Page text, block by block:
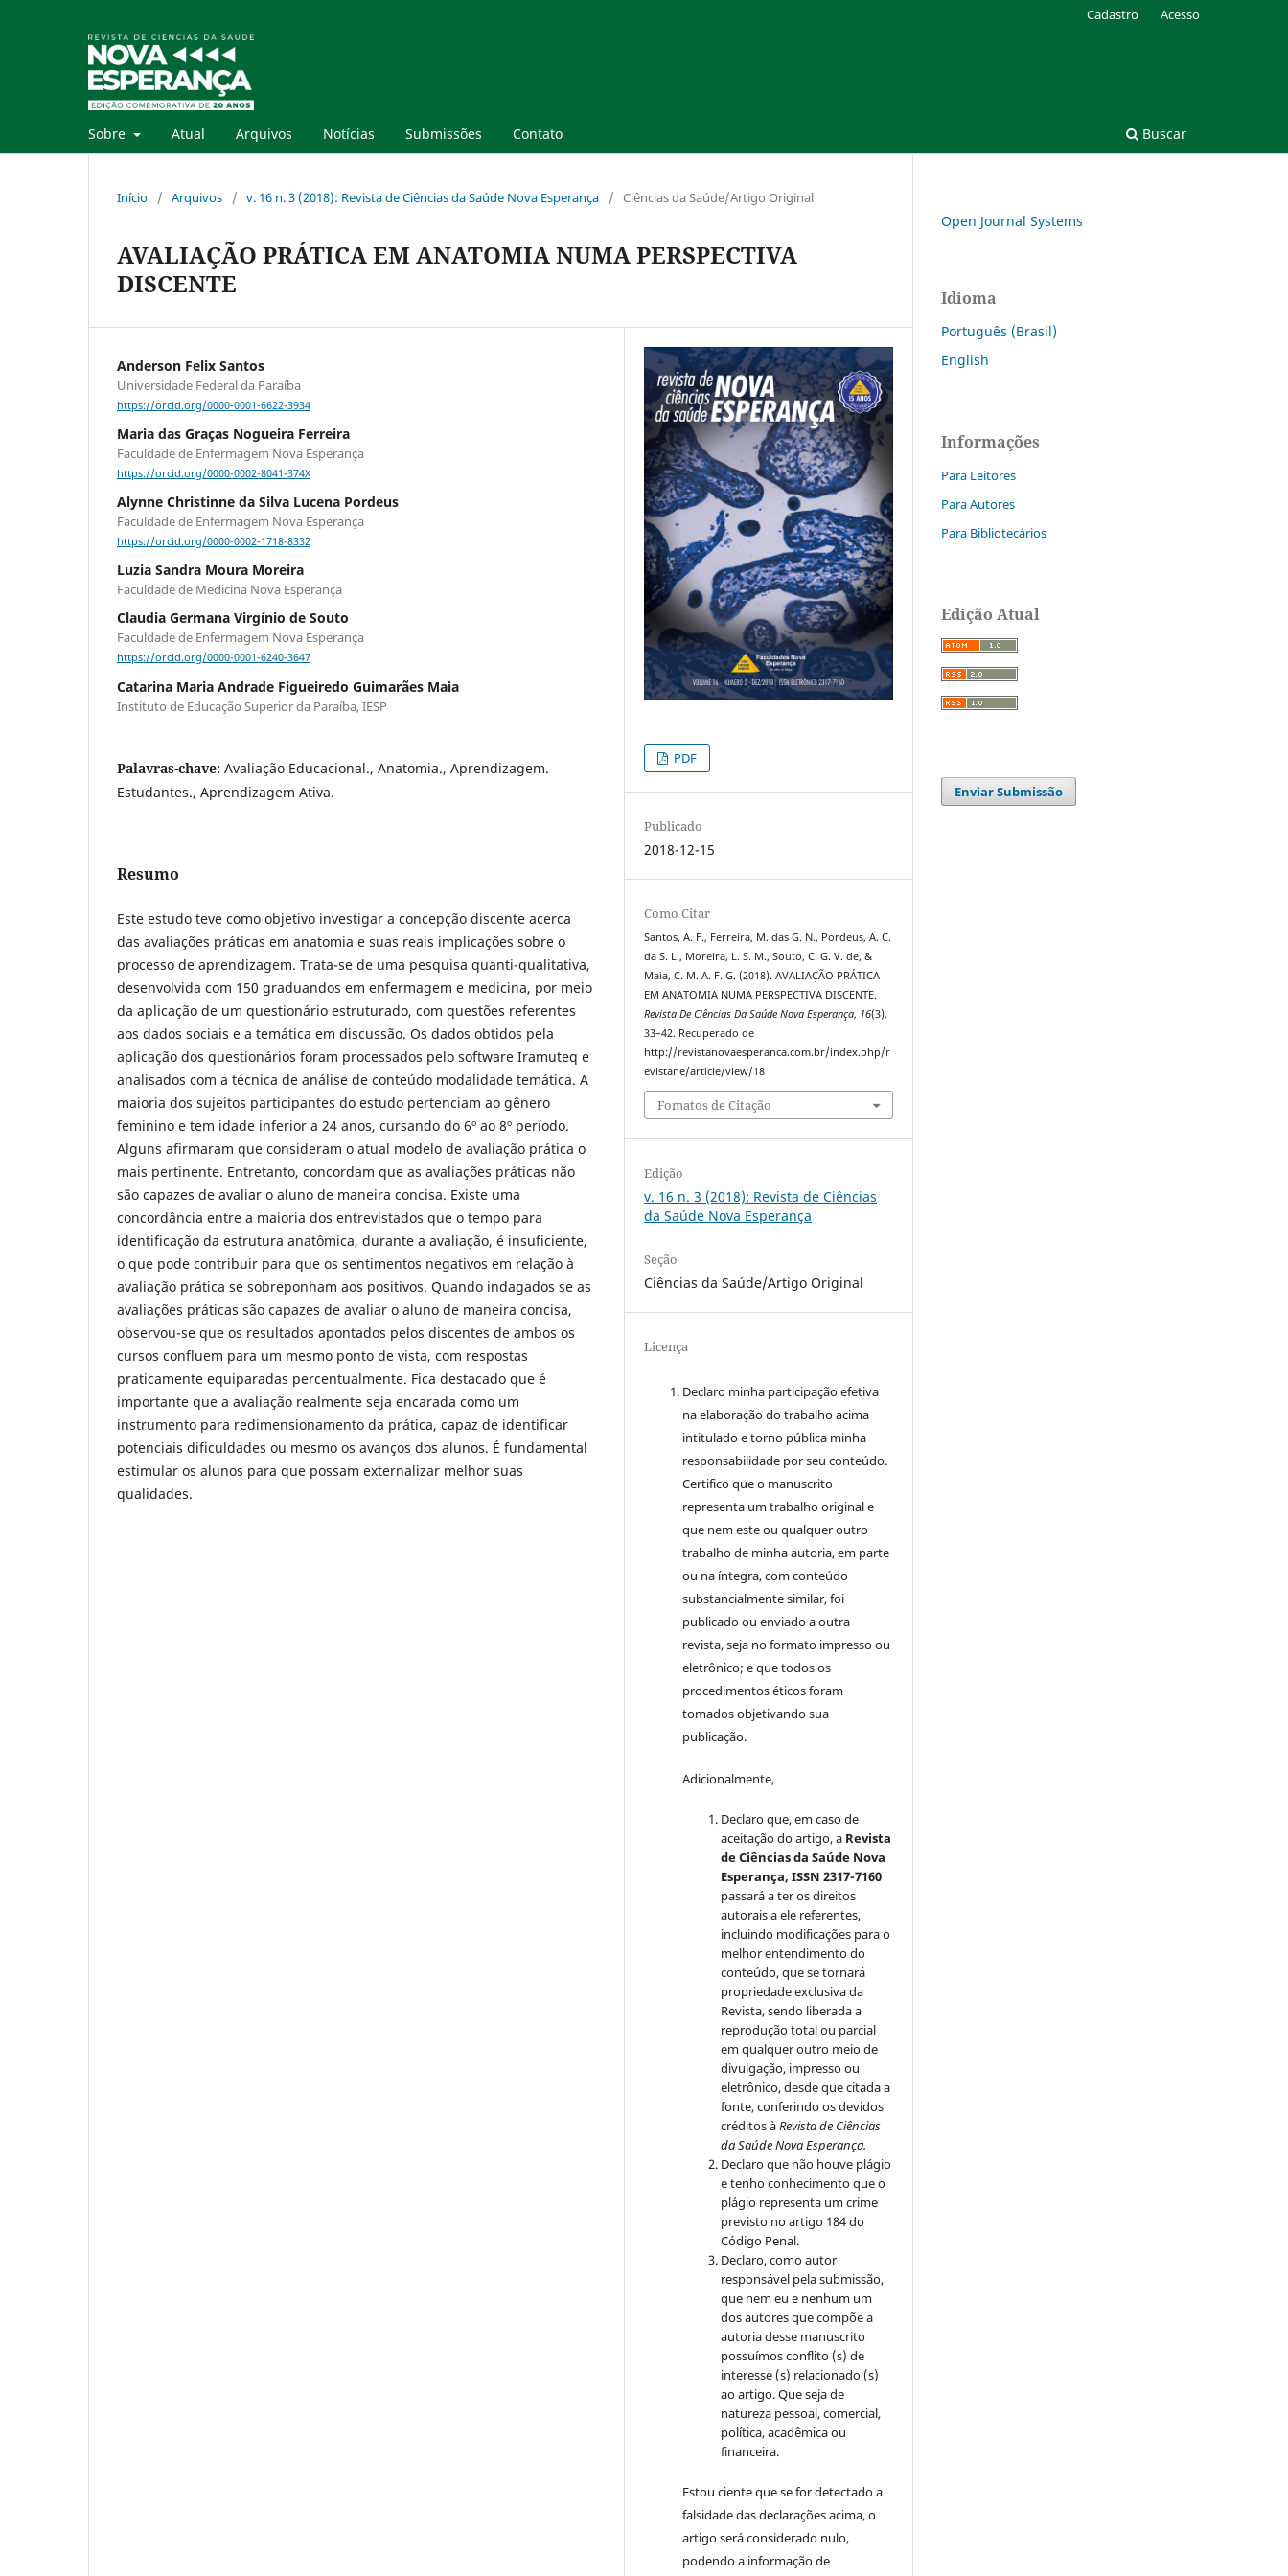
Sobre Atual Arquivos Notícias Submissões Contato Buscar
Cadastro Acesso
Início / Arquivos / v. 16 n. 3 (2018): Revista de Ciências da Saúde Nova Esperança / Ciências da Saúde/Artigo Original
AVALIAÇÃO PRÁTICA EM ANATOMIA NUMA PERSPECTIVA
DISCENTE
Anderson Felix Santos
Universidade Federal da Paraíba
https://orcid.org/0000-0001-6622-3934
Maria das Graças Nogueira Ferreira
Faculdade de Enfermagem Nova Esperança
https://orcid.org/0000-0002-8041-374X
Alynne Christinne da Silva Lucena Pordeus
Faculdade de Enfermagem Nova Esperança
https://orcid.org/0000-0002-1718-8332
Luzia Sandra Moura Moreira
Faculdade de Medicina Nova Esperança
Claudia Germana Virgínio de Souto
Faculdade de Enfermagem Nova Esperança
https://orcid.org/0000-0001-6240-3647
Catarina Maria Andrade Figueiredo Guimarães Maia
Instituto de Educação Superior da Paraíba, IESP
Palavras-chave: Avaliação Educacional., Anatomia., Aprendizagem.
Estudantes., Aprendizagem Ativa.
Resumo
Este estudo teve como objetivo investigar a concepção discente acerca
das avaliações práticas em anatomia e suas reais implicações sobre o
processo de aprendizagem. Trata-se de uma pesquisa quanti-qualitativa,
desenvolvida com 150 graduandos em enfermagem e medicina, por meio
da aplicação de um questionário estruturado, com questões referentes
aos dados sociais e a temática em discussão. Os dados obtidos pela
aplicação dos questionários foram processados pelo software Iramuteq e
analisados com a técnica de análise de conteúdo modalidade temática. A
maioria dos sujeitos participantes do estudo pertenciam ao gênero
feminino e tem idade inferior a 24 anos, cursando do 6º ao 8º período.
Alguns afirmaram que consideram o atual modelo de avaliação prática o
mais pertinente. Entretanto, concordam que as avaliações práticas não
são capazes de avaliar o aluno de maneira concisa. Existe uma
concordância entre a maioria dos entrevistados que o tempo para
identificação da estrutura anatômica, durante a avaliação, é insuficiente,
o que pode contribuir para que os sentimentos negativos em relação à
avaliação prática se sobreponham aos positivos. Quando indagados se as
avaliações práticas são capazes de avaliar o aluno de maneira concisa,
observou-se que os resultados apontados pelos discentes de ambos os
cursos confluem para um mesmo ponto de vista, com respostas
praticamente equiparadas percentualmente. Fica destacado que é
importante que a avaliação realmente seja encarada como um
instrumento para redimensionamento da prática, capaz de identificar
potenciais dificuldades ou mesmo os avanços dos alunos. É fundamental
estimular os alunos para que possam externalizar melhor suas
qualidades.
PDF
Publicado
2018-12-15
Como Citar
Santos, A. F., Ferreira, M. das G. N., Pordeus, A. C.
da S. L., Moreira, L. S. M., Souto, C. G. V. de, &
Maia, C. M. A. F. G. (2018). AVALIAÇÃO PRÁTICA
EM ANATOMIA NUMA PERSPECTIVA DISCENTE.
Revista De Ciências Da Saúde Nova Esperança, 16(3),
33–42. Recuperado de
http://revistanovaesperanca.com.br/index.php/r
evistane/article/view/18
Fomatos de Citação
Edição
v. 16 n. 3 (2018): Revista de Ciências
da Saúde Nova Esperança
Seção
Ciências da Saúde/Artigo Original
Licença
Declaro minha participação efetiva
na elaboração do trabalho acima
intitulado e torno pública minha
responsabilidade por seu conteúdo.
Certifico que o manuscrito
representa um trabalho original e
que nem este ou qualquer outro
trabalho de minha autoria, em parte
ou na íntegra, com conteúdo
substancialmente similar, foi
publicado ou enviado a outra
revista, seja no formato impresso ou
eletrônico; e que todos os
procedimentos éticos foram
tomados objetivando sua
publicação.
Adicionalmente,
Declaro que, em caso de
aceitação do artigo, a Revista
de Ciências da Saúde Nova
Esperança, ISSN 2317-7160
passará a ter os direitos
autorais a ele referentes,
incluindo modificações para o
melhor entendimento do
conteúdo, que se tornará
propriedade exclusiva da
Revista, sendo liberada a
reprodução total ou parcial
em qualquer outro meio de
divulgação, impresso ou
eletrônico, desde que citada a
fonte, conferindo os devidos
créditos àRevista de Ciências
da Saúde Nova Esperança.
Declaro que não houve plágio
e tenho conhecimento que o
plágio representa um crime
previsto no artigo 184 do
Código Penal.
Declaro, como autor
responsável pela submissão,
que nem eu e nenhum um
dos autores que compõe a
autoria desse manuscrito
possuímos conflito (s) de
interesse (s) relacionado (s)
ao artigo. Que seja de
natureza pessoal, comercial,
política, acadêmica ou
financeira.
Estou ciente que se for detectado a
falsidade das declarações acima, o
artigo será considerado nulo,
podendo a informação de
Open Journal Systems
Idioma
Português (Brasil)
English
Informações
Para Leitores
Para Autores
Para Bibliotecários
Edição Atual
Enviar Submissão